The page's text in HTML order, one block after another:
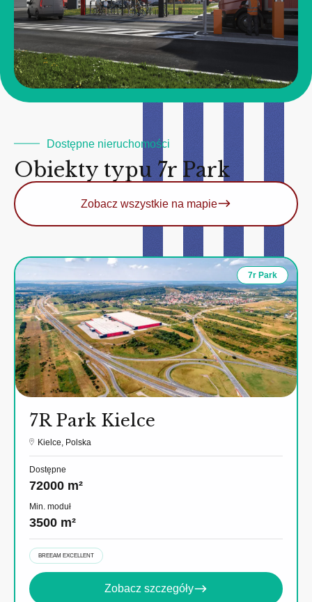
Dostępne nieruchomości
Obiekty typu 7r Park
Zobacz wszystkie na mapie
7r Park
7R Park Kielce
Kielce, Polska
Dostępne
72000 m²
Min. moduł
3500 m²
BREEAM EXCELLENT
Zobacz szczegóły